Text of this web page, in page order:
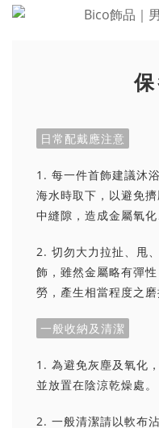
日常配戴應注意
1. 每一件首飾建議沐
海水時取下，以避免
中縫隙，造成金屬氧化
2. 切勿大力拉扯、甩
飾，雖然金屬略有彈
勞，產生相當程度之磨
一般收納及清潔
1. 為避免灰塵及氧化
並放置在陰涼乾燥處。
2. 一般清潔請以軟布